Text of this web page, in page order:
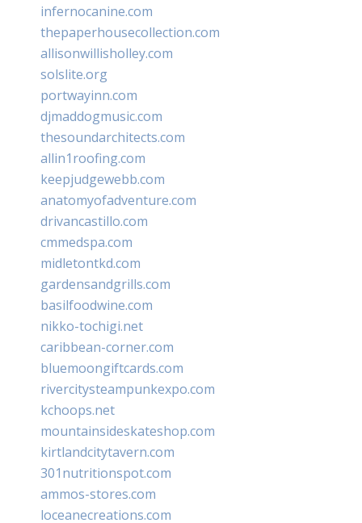
infernocanine.com
thepaperhousecollection.com
allisonwillisholley.com
solslite.org
portwayinn.com
djmaddogmusic.com
thesoundarchitects.com
allin1roofing.com
keepjudgewebb.com
anatomyofadventure.com
drivancastillo.com
cmmedspa.com
midletontkd.com
gardensandgrills.com
basilfoodwine.com
nikko-tochigi.net
caribbean-corner.com
bluemoongiftcards.com
rivercitysteampunkexpo.com
kchoops.net
mountainsideskateshop.com
kirtlandcitytavern.com
301nutritionspot.com
ammos-stores.com
loceanecreations.com